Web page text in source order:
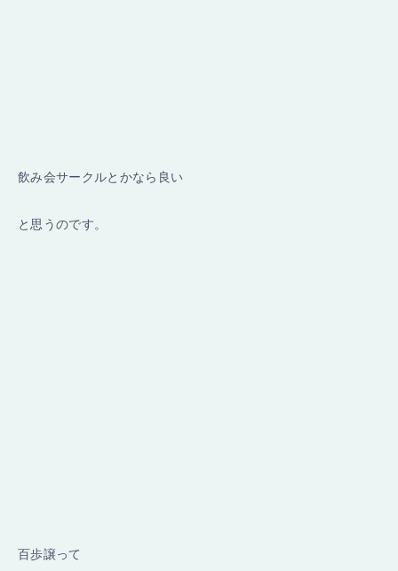
飲み会サークルとかなら良い
と思うのです。
百歩譲って